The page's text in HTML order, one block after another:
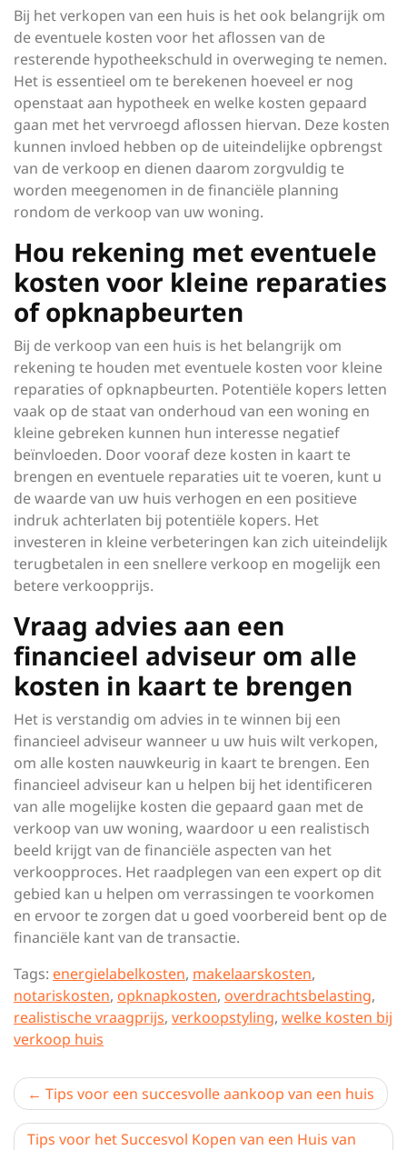
Bij het verkopen van een huis is het ook belangrijk om
de eventuele kosten voor het aflossen van de
resterende hypotheekschuld in overweging te nemen.
Het is essentieel om te berekenen hoeveel er nog
openstaat aan hypotheek en welke kosten gepaard
gaan met het vervroegd aflossen hiervan. Deze kosten
kunnen invloed hebben op de uiteindelijke opbrengst
van de verkoop en dienen daarom zorgvuldig te
worden meegenomen in de financiële planning
rondom de verkoop van uw woning.
Hou rekening met eventuele
kosten voor kleine reparaties
of opknapbeurten
Bij de verkoop van een huis is het belangrijk om
rekening te houden met eventuele kosten voor kleine
reparaties of opknapbeurten. Potentiële kopers letten
vaak op de staat van onderhoud van een woning en
kleine gebreken kunnen hun interesse negatief
beïnvloeden. Door vooraf deze kosten in kaart te
brengen en eventuele reparaties uit te voeren, kunt u
de waarde van uw huis verhogen en een positieve
indruk achterlaten bij potentiële kopers. Het
investeren in kleine verbeteringen kan zich uiteindelijk
terugbetalen in een snellere verkoop en mogelijk een
betere verkoopprijs.
Vraag advies aan een
financieel adviseur om alle
kosten in kaart te brengen
Het is verstandig om advies in te winnen bij een
financieel adviseur wanneer u uw huis wilt verkopen,
om alle kosten nauwkeurig in kaart te brengen. Een
financieel adviseur kan u helpen bij het identificeren
van alle mogelijke kosten die gepaard gaan met de
verkoop van uw woning, waardoor u een realistisch
beeld krijgt van de financiële aspecten van het
verkoopproces. Het raadplegen van een expert op dit
gebied kan u helpen om verrassingen te voorkomen
en ervoor te zorgen dat u goed voorbereid bent op de
financiële kant van de transactie.
Tags: energielabelkosten, makelaarskosten,
notariskosten, opknapkosten, overdrachtsbelasting,
realistische vraagprijs, verkoopstyling, welke kosten bij
verkoop huis
Berichtnavigatie
Tips voor een succesvolle aankoop van een huis
Tips voor het Succesvol Kopen van een Huis van